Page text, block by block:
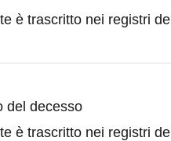
è trascritto nei registri del
del decesso
è trascritto nei registri del